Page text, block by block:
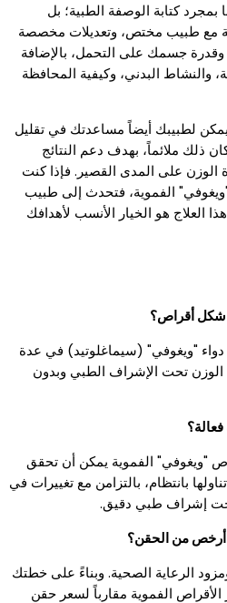
بمجرد كتابة الوصفة الطبية؛ بل
مع طبيب مختص، وتعديلات مخصصة
جسمك على التحمل، بالإضافة
والنشاط البدني، وكيفية المحافظة
لطبيبك أيضاً مساعدتك في تقليل
ذلك ملائماً، بهدف دعم النتائج
على المدى القصير. فإذا كنت
الفموية، فتحدث إلى طبيب
العلاج هو الخيار الأنسب لأهدافك
"ويغوفي" (سيماغلوتيد) في عدة
الوزن تحت الإشراف الطبي وبدون
"ويغوفي" الفموية يمكن أن تحقق
بانتظام، بالتزامن مع تغييرات في
إشراف طبي دقيق.
الرعاية الصحية. وبناءً على خطتك
الفموية مقارباً لسعر حقن